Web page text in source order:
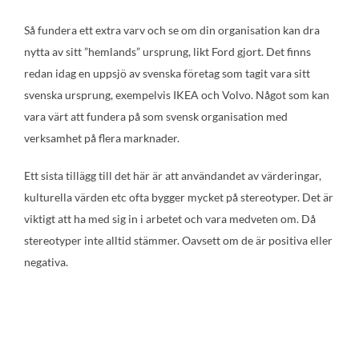
Så fundera ett extra varv och se om din organisation kan dra
nytta av sitt ”hemlands” ursprung, likt Ford gjort. Det finns
redan idag en uppsjö av svenska företag som tagit vara sitt
svenska ursprung, exempelvis IKEA och Volvo. Något som kan
vara värt att fundera på som svensk organisation med
verksamhet på flera marknader.
Ett sista tillägg till det här är att användandet av värderingar,
kulturella värden etc ofta bygger mycket på stereotyper. Det är
viktigt att ha med sig in i arbetet och vara medveten om. Då
stereotyper inte alltid stämmer. Oavsett om de är positiva eller
negativa.